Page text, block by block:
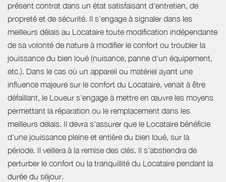
présent contrat dans un état satisfaisant d'entretien, de
propreté et de sécurité. Il s'engage à signaler dans les
meilleurs délais au Locataire toute modification indépendante
de sa volonté de nature à modifier le confort ou troubler la
jouissance du bien loué (nuisance, panne d'un équipement,
etc.). Dans le cas où un appareil ou matériel ayant une
influence majeure sur le confort du Locataire, venait à être
défaillant, le Loueur s'engage à mettre en œuvre les moyens
permettant la réparation ou le remplacement dans les
meilleurs délais. Il devra s'assurer que le Locataire bénéficie
d'une jouissance pleine et entière du bien loué, sur la
période. Il veillera à la remise des clés. Il s'abstiendra de
perturber le confort ou la tranquillité du Locataire pendant la
durée du séjour.